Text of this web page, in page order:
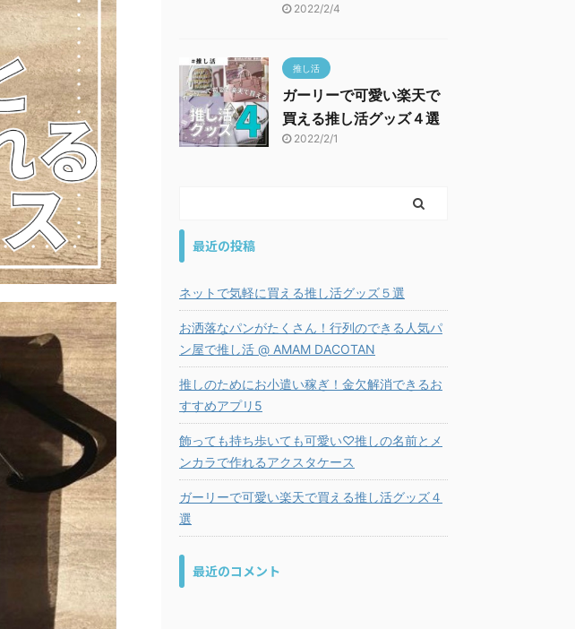
2022/2/4
推し活
ガーリーで可愛い楽天で
買える推し活グッズ４選
2022/2/1
最近の投稿
ネットで気軽に買える推し活グッズ５選
お洒落なパンがたくさん！行列のできる人気パ
ン屋で推し活 @ AMAM DACOTAN
推しのためにお小遣い稼ぎ！金欠解消できるお
すすめアプリ5
飾っても持ち歩いても可愛い♡推しの名前とメ
ンカラで作れるアクスタケース
ガーリーで可愛い楽天で買える推し活グッズ４
選
最近のコメント